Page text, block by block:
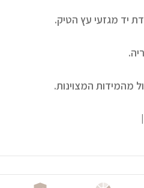
יד מגזעי עץ הטיק.
מהמידות המצוינות.